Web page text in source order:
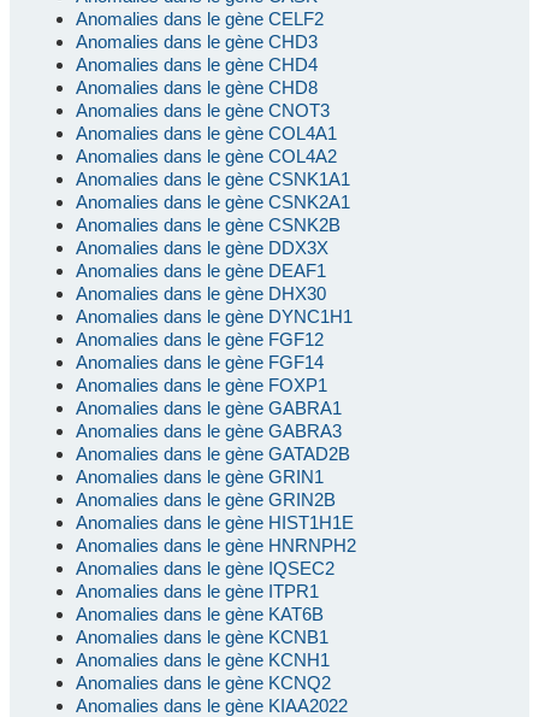
Anomalies dans le gène CELF2
Anomalies dans le gène CHD3
Anomalies dans le gène CHD4
Anomalies dans le gène CHD8
Anomalies dans le gène CNOT3
Anomalies dans le gène COL4A1
Anomalies dans le gène COL4A2
Anomalies dans le gène CSNK1A1
Anomalies dans le gène CSNK2A1
Anomalies dans le gène CSNK2B
Anomalies dans le gène DDX3X
Anomalies dans le gène DEAF1
Anomalies dans le gène DHX30
Anomalies dans le gène DYNC1H1
Anomalies dans le gène FGF12
Anomalies dans le gène FGF14
Anomalies dans le gène FOXP1
Anomalies dans le gène GABRA1
Anomalies dans le gène GABRA3
Anomalies dans le gène GATAD2B
Anomalies dans le gène GRIN1
Anomalies dans le gène GRIN2B
Anomalies dans le gène HIST1H1E
Anomalies dans le gène HNRNPH2
Anomalies dans le gène IQSEC2
Anomalies dans le gène ITPR1
Anomalies dans le gène KAT6B
Anomalies dans le gène KCNB1
Anomalies dans le gène KCNH1
Anomalies dans le gène KCNQ2
Anomalies dans le gène KIAA2022